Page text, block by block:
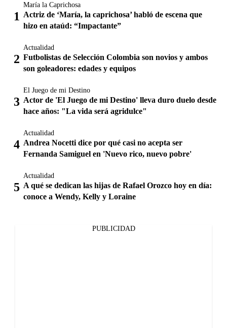
María la Caprichosa
Actriz de ‘María, la caprichosa’ habló de escena que
hizo en ataúd: “Impactante”
Actualidad
Futbolistas de Selección Colombia son novios y ambos
son goleadores: edades y equipos
El Juego de mi Destino
Actor de 'El Juego de mi Destino' lleva duro duelo desde
hace años: "La vida será agridulce"
Actualidad
Andrea Nocetti dice por qué casi no acepta ser
Fernanda Samiguel en 'Nuevo rico, nuevo pobre'
Actualidad
A qué se dedican las hijas de Rafael Orozco hoy en día:
conoce a Wendy, Kelly y Loraine
PUBLICIDAD